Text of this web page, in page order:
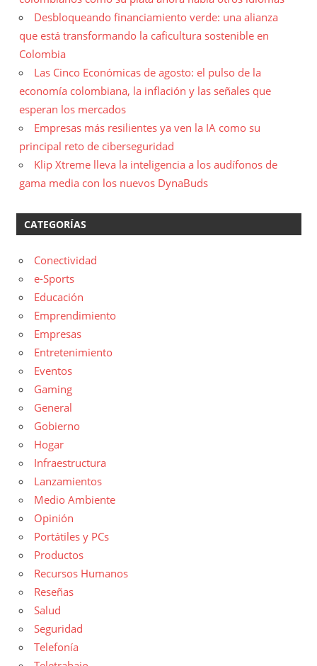
Desbloqueando financiamiento verde: una alianza
que está transformando la caficultura sostenible en
Colombia
Las Cinco Económicas de agosto: el pulso de la
economía colombiana, la inflación y las señales que
esperan los mercados
Empresas más resilientes ya ven la IA como su
principal reto de ciberseguridad
Klip Xtreme lleva la inteligencia a los audífonos de
gama media con los nuevos DynaBuds
CATEGORÍAS
Conectividad
e-Sports
Educación
Emprendimiento
Empresas
Entretenimiento
Eventos
Gaming
General
Gobierno
Hogar
Infraestructura
Lanzamientos
Medio Ambiente
Opinión
Portátiles y PCs
Productos
Recursos Humanos
Reseñas
Salud
Seguridad
Telefonía